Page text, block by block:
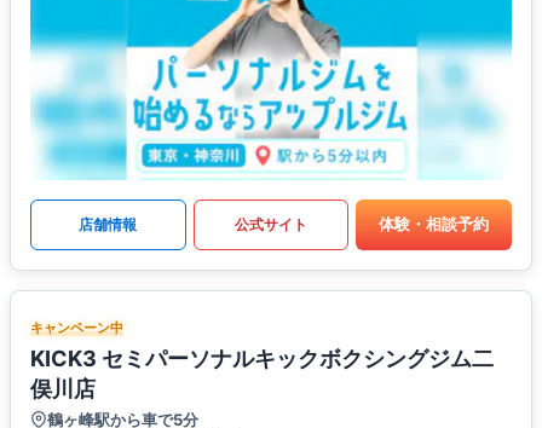
店舗情報 公式サイト 体験・相談予約
キャンペーン中
KICK3 セミパーソナルキックボクシングジム二
俣川店
鶴ヶ峰駅から車で5分